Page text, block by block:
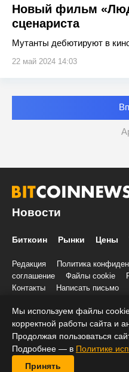
Новый фильм
сценариста
Мутанты дебютируют в
22 май 2024 14:03
Новости
Биткоин Рынки Цены
Редакция Политика
соглашение
Файлы cookie
Контакты
Написать письмо
© 2020-2026 Все права и
Учредитель и редакция: ООО
1027806866724, 197022, г.
1–3, литер А, помещение 40-Н,
При копировании информации
BitcoinNews.ru:
Мы используем файлы
корректной работы сайта и
Продолжая пользоваться
Подробнее — в Политике
Принять